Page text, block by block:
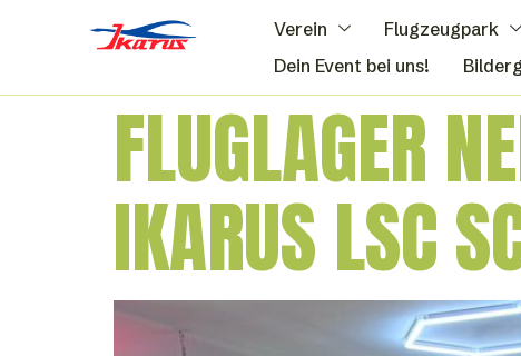
Verein Flugzeugpark
Dein Event bei uns!
FLUGLAGER
IKARUS LSC